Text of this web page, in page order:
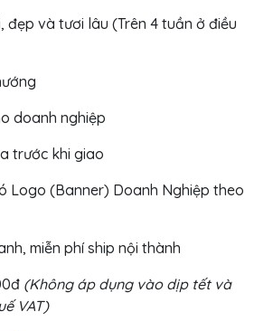
đẹp và tươi lâu (Trên 4 tuần ở điều
doanh nghiệp
trước khi giao
Logo (Banner) Doanh Nghiệp theo
miễn phí ship nội thành
(Không áp dụng vào dịp tết và
VAT)